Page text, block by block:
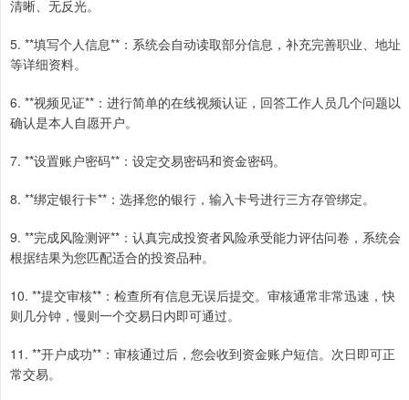
清晰、无反光。
5. **填写个人信息**：系统会自动读取部分信息，补充完善职业、地址
等详细资料。
6. **视频见证**：进行简单的在线视频认证，回答工作人员几个问题以
确认是本人自愿开户。
7. **设置账户密码**：设定交易密码和资金密码。
8. **绑定银行卡**：选择您的银行，输入卡号进行三方存管绑定。
9. **完成风险测评**：认真完成投资者风险承受能力评估问卷，系统会
根据结果为您匹配适合的投资品种。
10. **提交审核**：检查所有信息无误后提交。审核通常非常迅速，快
则几分钟，慢则一个交易日内即可通过。
11. **开户成功**：审核通过后，您会收到资金账户短信。次日即可正
常交易。